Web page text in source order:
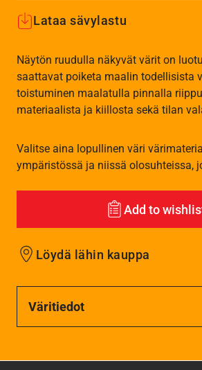
Lataa sävylastu
Näytön ruudulla näkyvät värit on
saattavat poiketa maalin todellisista
toistuminen maalatulla pinnalla
materiaalista ja kiillosta sekä tilan
Valitse aina lopullinen väri
ympäristössä ja niissä olosuhteissa,
Add to
Löydä lähin kauppa
Väritiedot